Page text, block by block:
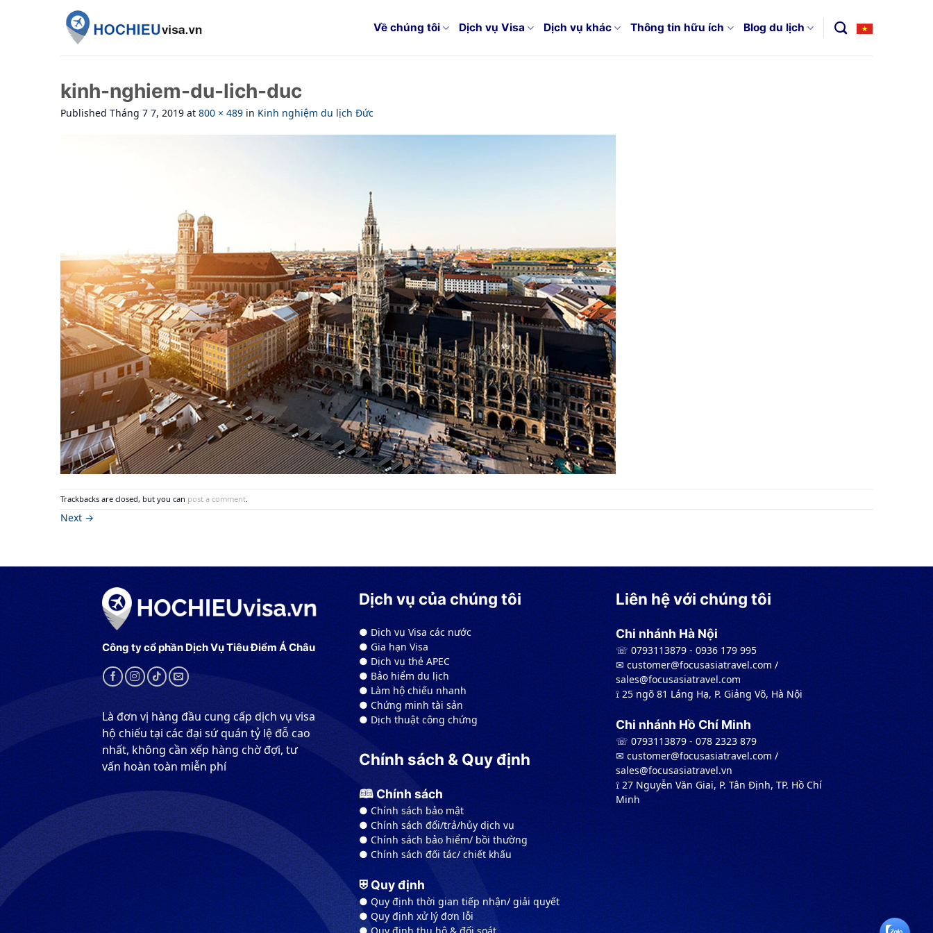
Về chúng tôi Dịch vụ Visa Dịch vụ khác Thông tin hữu ích Blog du lịch
kinh-nghiem-du-lich-duc
Published Tháng 7 7, 2019 at 800 × 489 in Kinh nghiệm du lịch Đức
Trackbacks are closed, but you can post a comment
Next →
Công ty cổ phần Dịch Vụ Tiêu Điểm Á Châu
Là đơn vị hàng đầu cung cấp dịch vụ visa
hộ chiếu tại các đại sứ quán tỷ lệ đỗ cao
nhất, không cần xếp hàng chờ đợi, tư
vấn hoàn toàn miễn phí
Dịch vụ của chúng tôi
● Dịch vụ Visa các nước
● Gia hạn Visa
● Dịch vụ thẻ APEC
● Bảo hiểm du lịch
● Làm hộ chiếu nhanh
● Chứng minh tài sản
● Dịch thuật công chứng
Chính sách & Quy định
🕮 Chính sách
● Chính sách bảo mật
● Chính sách đổi/trả/hủy dịch vụ
● Chính sách bảo hiểm/ bồi thường
● Chính sách đối tác/ chiết khấu
⛨ Quy định
● Quy định thời gian tiếp nhận/ giải quyết
● Quy định xử lý đơn lỗi
Liên hệ với chúng tôi
Chi nhánh Hà Nội
☏ 0793113879 - 0936 179 995
✉︎ customer@focusasiatravel.com /
sales@focusasiatravel.com
⟟ 25 ngõ 81 Láng Hạ, P. Giảng Võ, Hà Nội
Chi nhánh Hồ Chí Minh
☏ 0793113879 - 078 2323 879
✉︎ customer@focusasiatravel.com /
sales@focusasiatravel.vn
⟟ 27 Nguyễn Văn Giai, P. Tân Định, TP. Hồ Chí
Minh